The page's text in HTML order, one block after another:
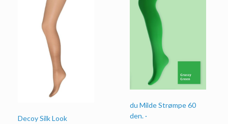
Decoy Silk Look
du Milde Strømpe 60
den. ·